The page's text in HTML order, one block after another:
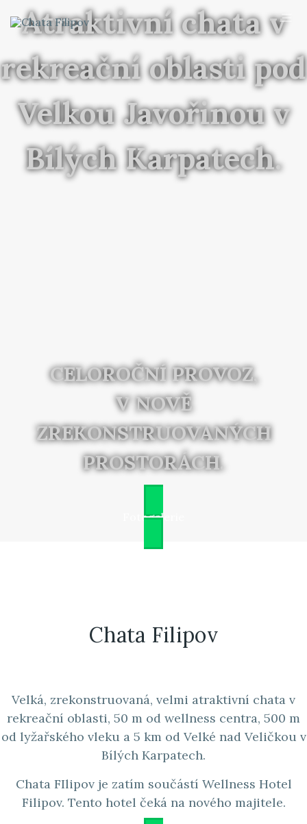
Atraktivní chata v
rekreační oblasti pod
Velkou Javořinou v
Bílých Karpatech.
CELOROČNÍ PROVOZ,
V NOVĚ
ZREKONSTRUOVANÝCH
PROSTORÁCH.
Fotogalerie
Chata Filipov
Velká, zrekonstruovaná, velmi atraktivní chata v
rekreační oblasti, 50 m od wellness centra, 500 m
od lyžařského vleku a 5 km od Velké nad Veličkou v
Bílých Karpatech.
Chata FIlipov je zatím součástí Wellness Hotel
Filipov. Tento hotel čeká na nového majitele.